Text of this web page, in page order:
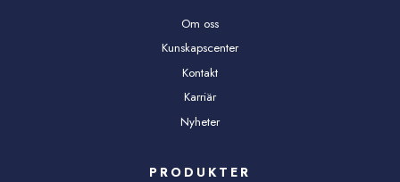
Om oss
Kunskapscenter
Kontakt
Karriär
Nyheter
PRODUKTER